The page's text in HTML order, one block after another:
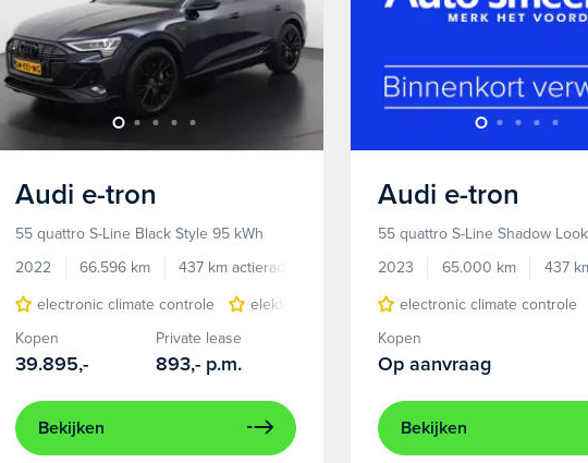
Audi e-tron
55 quattro S-Line Black Style 95 kWh
2022
66.596 km 437 km actieradius
Elektrisch
electronic climate controle
elektrisch glazen panorama-dak lichtmetalen
Kopen
39.895,-
Private lease
893,- p.m.
Bekijken
Audi e-tron
55 quattro S-Line Shadow
2023
65.000 km 437
electronic climate controle
Kopen
Op aanvraag
Bekijken